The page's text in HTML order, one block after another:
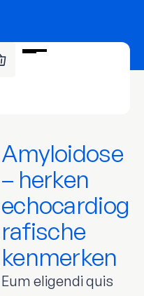
Amyloidose
– herken
echocardiog
rafische
kenmerken
Eum eligendi quis